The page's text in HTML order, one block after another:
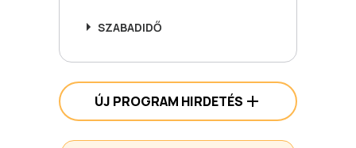
SZABADIDŐ
ÚJ PROGRAM HIRDETÉS